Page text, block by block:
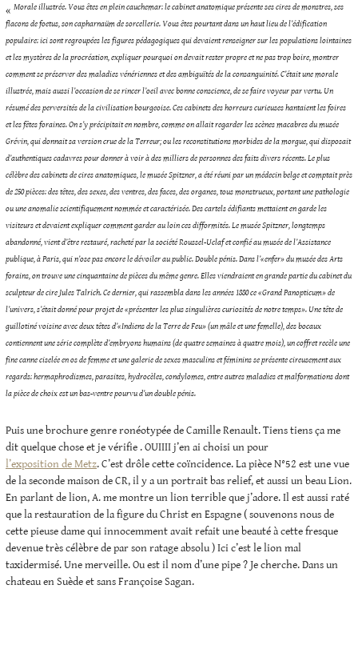
« Morale illustrée. Vous êtes en plein cauchemar: le cabinet anatomique présente ses cires de monstres, ses
flacons de foetus, son capharnaüm de sorcellerie. Vous êtes pourtant dans un haut lieu de l’édification
populaire: ici sont regroupées les figures pédagogiques qui devaient renseigner sur les populations lointaines
et les mystères de la procréation, expliquer pourquoi on devait rester propre et ne pas trop boire, montrer
comment se préserver des maladies vénériennes et des ambiguïtés de la consanguinité. C’était une morale
illustrée, mais aussi l’occasion de se rincer l’oeil avec bonne conscience, de se faire voyeur par vertu. Un
résumé des perversités de la civilisation bourgeoise. Ces cabinets des horreurs curieuses hantaient les foires
et les fêtes foraines. On s’y précipitait en nombre, comme on allait regarder les scènes macabres du musée
Grévin, qui donnait sa version crue de la Terreur; ou les reconstitutions morbides de la morgue, qui disposait
d’authentiques cadavres pour donner à voir à des milliers de personnes des faits divers récents. Le plus
célèbre des cabinets de cires anatomiques, le musée Spitzner, a été réuni par un médecin belge et comptait près
de 250 pièces: des têtes, des sexes, des ventres, des faces, des organes, tous monstrueux, portant une pathologie
ou une anomalie scientifiquement nommée et caractérisée. Des cartels édifiants mettaient en garde les
visiteurs et devaient expliquer comment garder au loin ces difformités. Le musée Spitzner, longtemps
abandonné, vient d’être restauré, racheté par la société Roussel-Uclaf et confié au musée de l’Assistance
publique, à Paris, qui n’ose pas encore le dévoiler au public. Double pénis. Dans l’«enfer» du musée des Arts
forains, on trouve une cinquantaine de pièces du même genre. Elles viendraient en grande partie du cabinet du
sculpteur de cire Jules Talrich. Ce dernier, qui rassembla dans les années 1880 ce «Grand Panopticum» de
l’univers, s’était donné pour projet de «présenter les plus singulières curiosités de notre temps». Une tête de
guillotiné voisine avec deux têtes d’«Indiens de la Terre de Feu» (un mâle et une femelle), des bocaux
contiennent une série complète d’embryons humains (de quatre semaines à quatre mois), un coffret recèle une
fine canne ciselée en os de femme et une galerie de sexes masculins et féminins se présente cireusement aux
regards: hermaphrodismes, parasites, hydrocèles, condylomes, entre autres maladies et malformations dont
la pièce de choix est un bas-ventre pourvu d’un double pénis.
Puis une brochure genre ronéotypée de Camille Renault. Tiens tiens ça me
dit quelque chose et je vérifie . OUIIII j’en ai choisi un pour
l’exposition de Metz. C’est drôle cette coïncidence. La pièce N°52 est une vue
de la seconde maison de CR, il y a un portrait bas relief, et aussi un beau Lion.
En parlant de lion, A. me montre un lion terrible que j’adore. Il est aussi raté
que la restauration de la figure du Christ en Espagne ( souvenons nous de
cette pieuse dame qui innocemment avait refait une beauté à cette fresque
devenue très célèbre de par son ratage absolu ) Ici c’est le lion mal
taxidermisé. Une merveille. Ou est il nom d’une pipe ? Je cherche. Dans un
chateau en Suède et sans Françoise Sagan.